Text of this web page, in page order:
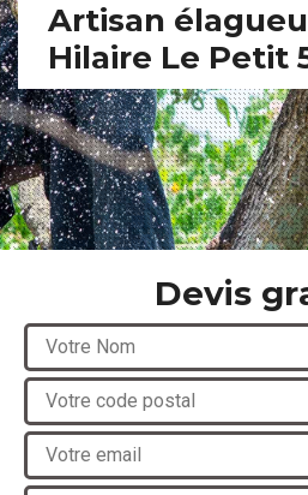
Artisan
Hilaire Le Petit
Devis